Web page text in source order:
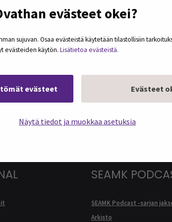
evästeet okei?
sujuvan. Osaa evästeistä käytetään tilastollisiin
evästeiden käytön. Lisätietoa evästeistä.
evästeet Evästeet
Näytä tiedot ja muokkaa asetuksia
sähköpostiisi. Koosteet
SEAMK
SEAMK Podcast -sarjan
Arkisto